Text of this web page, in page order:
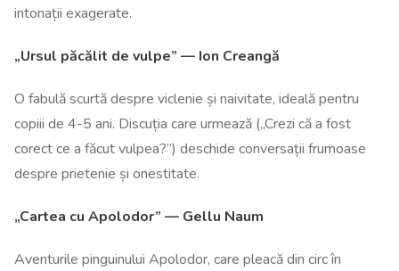
intonații exagerate.
„Ursul păcălit de vulpe” — Ion Creangă
O fabulă scurtă despre viclenie și naivitate, ideală pentru
copiii de 4-5 ani. Discuția care urmează („Crezi că a fost
corect ce a făcut vulpea?”) deschide conversații frumoase
despre prietenie și onestitate.
„Cartea cu Apolodor” — Gellu Naum
Aventurile pinguinului Apolodor, care pleacă din circ în